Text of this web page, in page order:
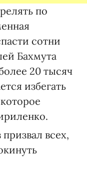
по
сотни
Бахмута
20 тысяч
избегать
всех,